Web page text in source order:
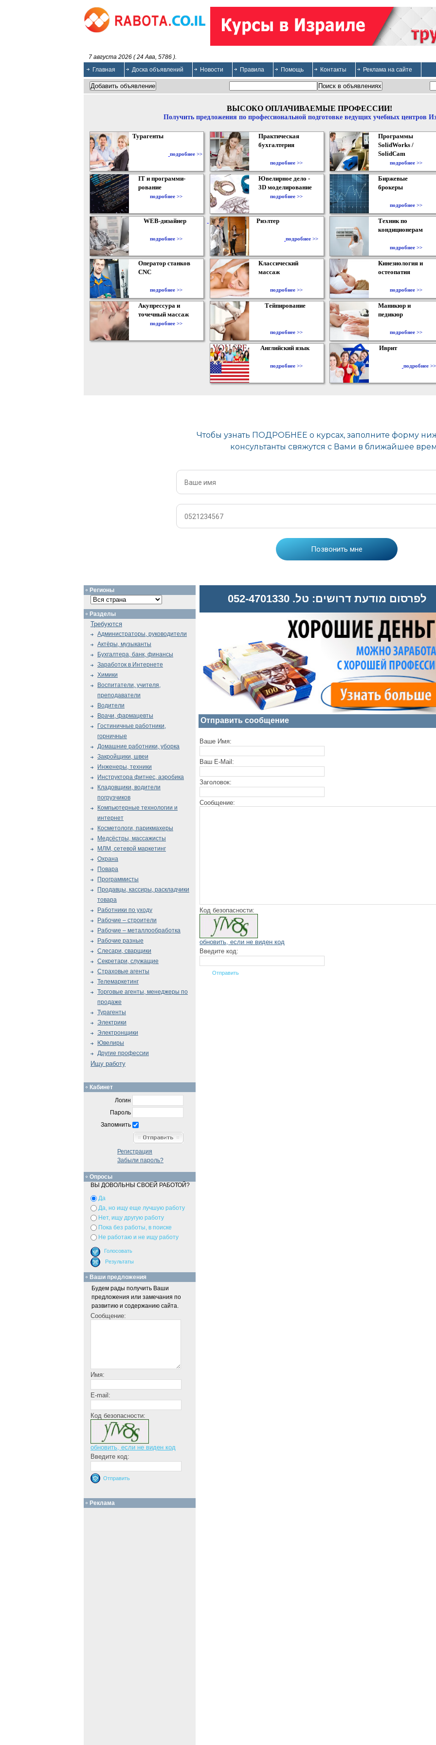
7 августа 2026 ( 24 Ава, 5786 ).
Главная
Доска объявлений Новости Правила Помощь Контакты Реклама на сайте
ВЫСОКО ОПЛАЧИВАЕМЫЕ ПРОФЕССИИ!
Получить предложения по профессиональной подготовке ведущих учебных центров
Турагенты
подробнее >>
Практическая
бухгалтерия
подробнее >>
Программы
SolidWorks /
SolidCam
подробнее >>
IT и программи-
рование
подробнее >>
Ювелирное дело -
3D моделирование
подробнее >>
Биржевые
брокеры
подробнее >>
WEB-дизайнер
подробнее >>
Риэлтер
подробнее >>
Техник по
кондиционерам
подробнее >>
Оператор станков
CNC
подробнее >>
Классический
массаж
подробнее >>
Кинезиология и
остеопатия
подробнее >>
Акупрессура и
точечный массаж
подробнее >>
Тейпирование
подробнее >>
Маникюр и
педикюр
подробнее >>
Английский язык
подробнее >>
Иврит
подробнее >>
לפרסום מודעת דרושים: טל. 052-4701330
Отправить сообщение
Ваше Имя:
Ваш E-Mail:
Заголовок:
Сообщение:
Код безопасности:
обновить, если не виден код
Введите код:
Регионы
Разделы
Требуются
Администраторы, руководители
Актёры, музыканты
Бухгалтера, банк, финансы
Заработок в Интернете
Химики
Воспитатели, учителя,
преподаватели
Водители
Врачи, фармацевты
Гостиничные работники,
горничные
Домашние работники, уборка
Закройщики, швеи
Инженеры, техники
Инструктора фитнес, аэробика
Кладовщики, водители
погрузчиков
Компьютерные технологии и
интернет
Косметологи, парикмахеры
Медсёстры, массажисты
МЛМ, сетевой маркетинг
Охрана
Повара
Программисты
Продавцы, кассиры, раскладчики
товара
Работники по уходу
Рабочие – строители
Рабочие – металлообработка
Рабочие разные
Слесари, сварщики
Секретари, служащие
Страховые агенты
Телемаркетинг
Торговые агенты, менеджеры по
продаже
Турагенты
Электрики
Электронщики
Ювелиры
Другие профессии
Ищу работу
Кабинет
Логин
Пароль
Запомнить
Регистрация
Забыли пароль?
Опросы
ВЫ ДОВОЛЬНЫ СВОЕЙ РАБОТОЙ?
Да
Да, но ищу еще лучшую работу
Нет, ищу другую работу
Пока без работы, в поиске
Не работаю и не ищу работу
Ваши предложения
Будем рады получить Ваши
предложения или замечания по
развитию и содержанию сайта.
Сообщение:
Имя:
E-mail:
Код безопасности:
обновить, если не виден код
Введите код:
Реклама